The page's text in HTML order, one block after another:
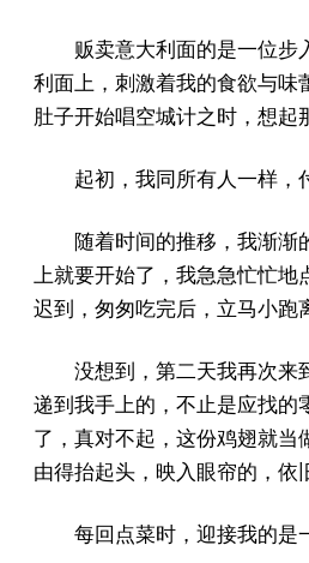
贩卖意大利面的是一位步
利面上，刺激着我的食欲与味
肚子开始唱空城计之时，想起
起初，我同所有人一样，
随着时间的推移，我渐渐
上就要开始了，我急急忙忙地
迟到，匆匆吃完后，立马小跑
没想到，第二天我再次来
递到我手上的，不止是应找
了，真对不起，这份鸡翅就
由得抬起头，映入眼帘的，
每回点菜时，迎接我的是